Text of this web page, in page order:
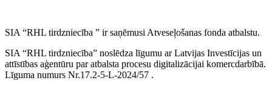
SIA “RHL tirdzniecība ” ir saņēmusi Atveseļošanas fonda atbalstu.
SIA “RHL tirdzniecība” noslēdza līgumu ar Latvijas Investīcijas un
attīstības aģentūru par atbalsta procesu digitalizācijai komercdarbībā.
Līguma numurs Nr.17.2-5-L-2024/57 .